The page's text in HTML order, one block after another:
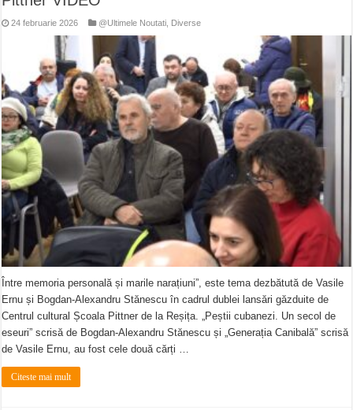
24 februarie 2026 @Ultimele Noutati Diverse
Între memoria personală și marile narațiuni”, este tema dezbătută de Vasile
Ernu și Bogdan-Alexandru Stănescu în cadrul dublei lansări găzduite de
Centrul cultural Școala Pittner de la Reșița. „Peștii cubanezi. Un secol de
eseuri” scrisă de Bogdan-Alexandru Stănescu și „Generația Canibală” scrisă
de Vasile Ernu, au fost cele două cărți …
Citeste mai mult